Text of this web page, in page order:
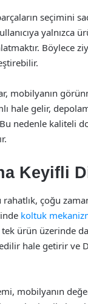
seçimini
Böylece
mobilyanın
hale gelir,
nedenle kaliteli
Keyifli
rahatlık, çoğu
koltuk
ürün üzerinde
hale getirir ve
mobilyanın